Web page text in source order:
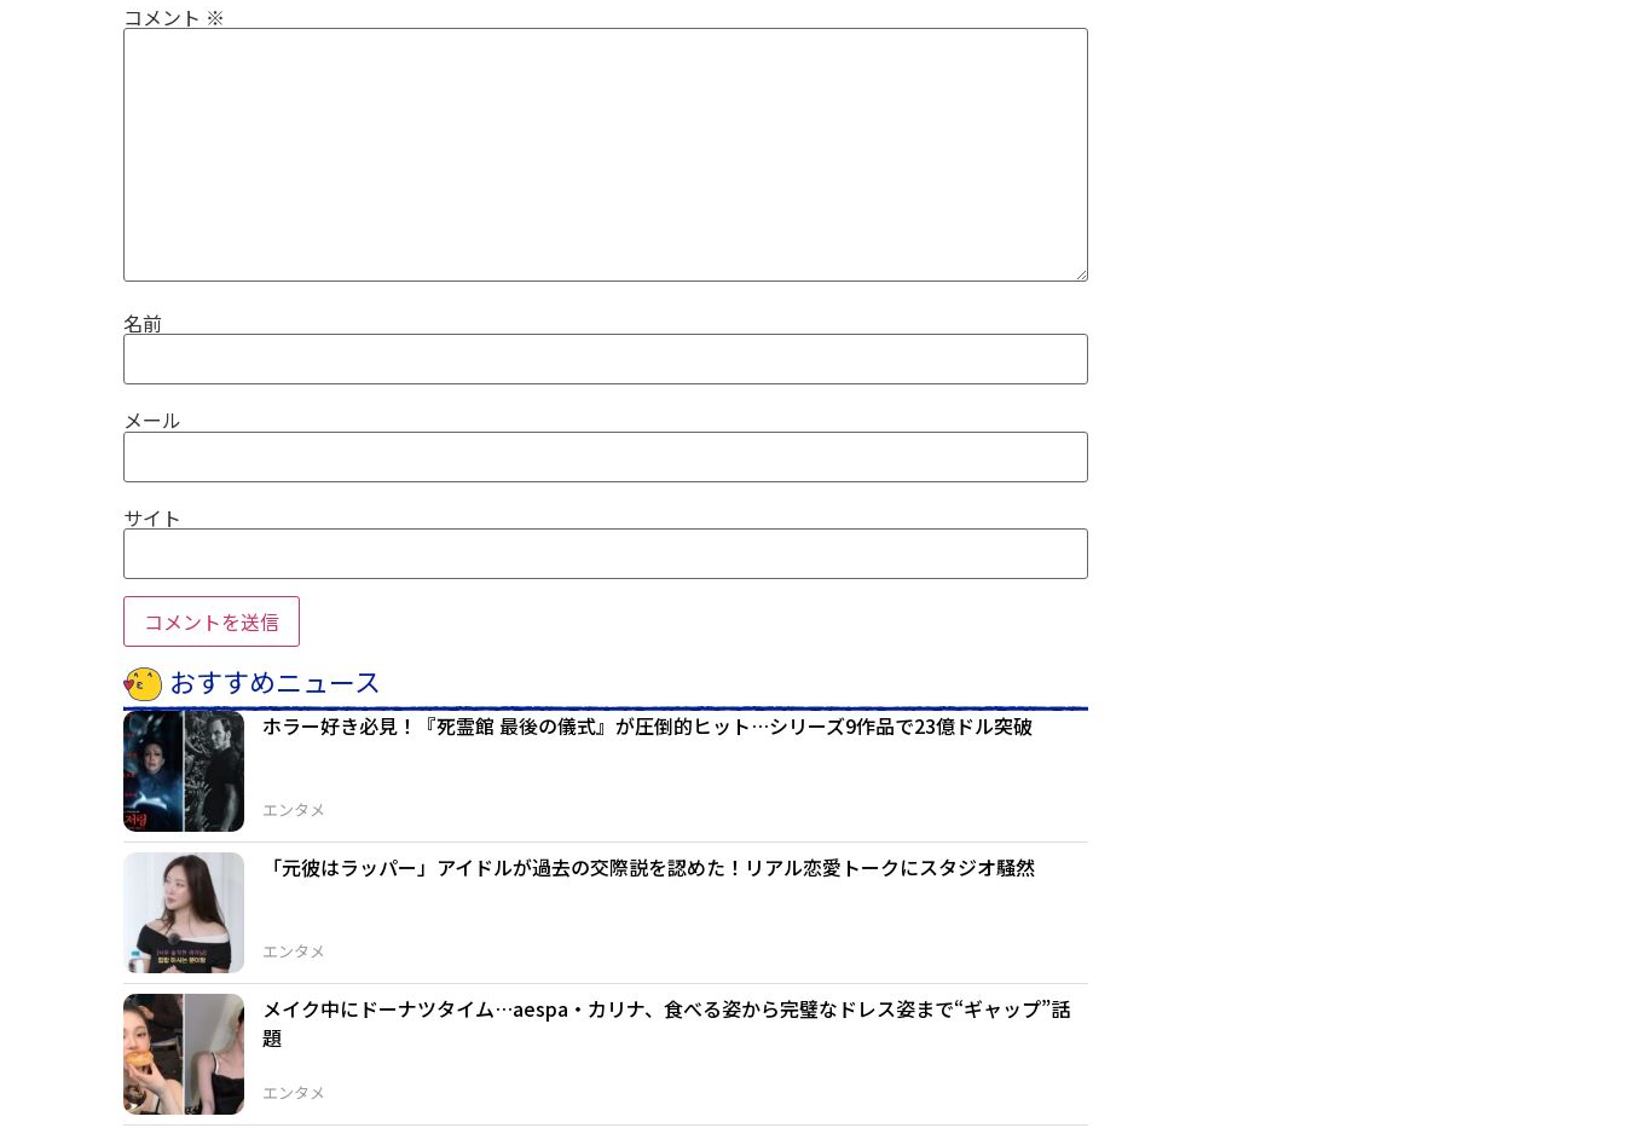
コメント ※
名前
メール
サイト
おすすめニュース
エンタメ
ホラー好き必見！『死霊館 最後の儀式』が圧倒的ヒット…シリーズ9作品で23億ドル突破
エンタメ
「元彼はラッパー」アイドルが過去の交際説を認めた！リアル恋愛トークにスタジオ騒然
エンタメ
メイク中にドーナツタイム…aespa・カリナ、食べる姿から完璧なドレス姿まで“ギャップ”話
題